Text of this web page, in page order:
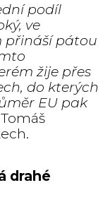
podíl
ve
přináší pátou
žije přes
do kterých
EU pak
drahé